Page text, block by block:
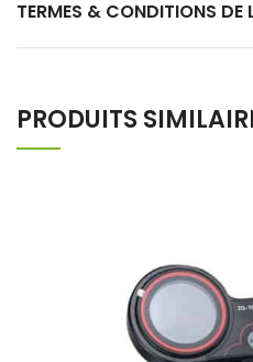
TERMES & CONDITIONS DE
PRODUITS